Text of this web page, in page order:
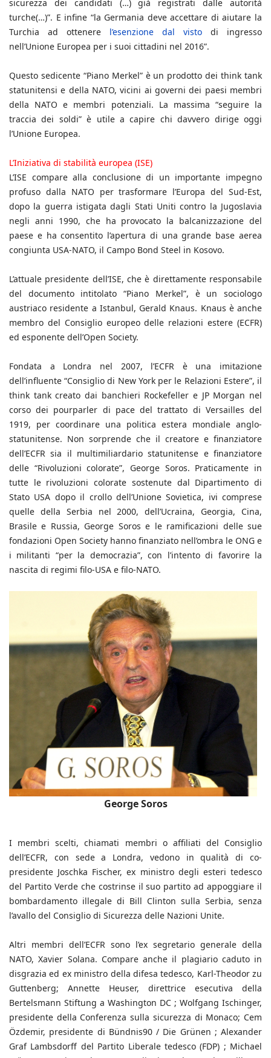
sicurezza dei candidati (…) già registrati dalle autorità
turche(…)”. E infine “la Germania deve accettare di aiutare la
Turchia ad ottenere l’esenzione dal visto di ingresso
nell’Unione Europea per i suoi cittadini nel 2016”.
Questo sedicente “Piano Merkel” è un prodotto dei think tank
statunitensi e della NATO, vicini ai governi dei paesi membri
della NATO e membri potenziali. La massima “seguire la
traccia dei soldi” è utile a capire chi davvero dirige oggi
l’Unione Europea.
L’Iniziativa di stabilità europea (ISE)
L’ISE compare alla conclusione di un importante impegno
profuso dalla NATO per trasformare l’Europa del Sud-Est,
dopo la guerra istigata dagli Stati Uniti contro la Jugoslavia
negli anni 1990, che ha provocato la balcanizzazione del
paese e ha consentito l’apertura di una grande base aerea
congiunta USA-NATO, il Campo Bond Steel in Kosovo.
L’attuale presidente dell’ISE, che è direttamente responsabile
del documento intitolato “Piano Merkel”, è un sociologo
austriaco residente a Istanbul, Gerald Knaus. Knaus è anche
membro del Consiglio europeo delle relazioni estere (ECFR)
ed esponente dell’Open Society.
Fondata a Londra nel 2007, l’ECFR è una imitazione
dell’influente “Consiglio di New York per le Relazioni Estere”, il
think tank creato dai banchieri Rockefeller e JP Morgan nel
corso dei pourparler di pace del trattato di Versailles del
1919, per coordinare una politica estera mondiale anglo-
statunitense. Non sorprende che il creatore e finanziatore
dell’ECFR sia il multimiliardario statunitense e finanziatore
delle “Rivoluzioni colorate”, George Soros. Praticamente in
tutte le rivoluzioni colorate sostenute dal Dipartimento di
Stato USA dopo il crollo dell’Unione Sovietica, ivi comprese
quelle della Serbia nel 2000, dell’Ucraina, Georgia, Cina,
Brasile e Russia, George Soros e le ramificazioni delle sue
fondazioni Open Society hanno finanziato nell’ombra le ONG e
i militanti “per la democrazia”, con l’intento di favorire la
nascita di regimi filo-USA e filo-NATO.
George Soros
I membri scelti, chiamati membri o affiliati del Consiglio
dell’ECFR, con sede a Londra, vedono in qualità di co-
presidente Joschka Fischer, ex ministro degli esteri tedesco
del Partito Verde che costrinse il suo partito ad appoggiare il
bombardamento illegale di Bill Clinton sulla Serbia, senza
l’avallo del Consiglio di Sicurezza delle Nazioni Unite.
Altri membri dell’ECFR sono l’ex segretario generale della
NATO, Xavier Solana. Compare anche il plagiario caduto in
disgrazia ed ex ministro della difesa tedesco, Karl-Theodor zu
Guttenberg; Annette Heuser, direttrice esecutiva della
Bertelsmann Stiftung a Washington DC ; Wolfgang Ischinger,
presidente della Conferenza sulla sicurezza di Monaco; Cem
Özdemir, presidente di Bündnis90 / Die Grünen ; Alexander
Graf Lambsdorff del Partito Liberale tedesco (FDP) ; Michael